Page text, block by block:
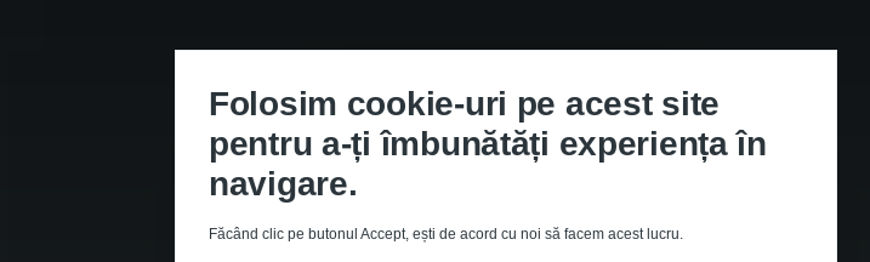
Folosim cookie-uri pe acest site
pentru a-ți îmbunătăți experiența în
navigare.
Făcând clic pe butonul Accept, ești de acord cu noi să facem acest lucru.